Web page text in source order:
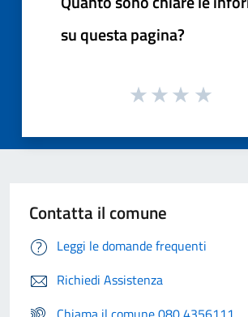
su questa pagina?
Contatta il comune
Leggi le domande frequenti
Richiedi Assistenza